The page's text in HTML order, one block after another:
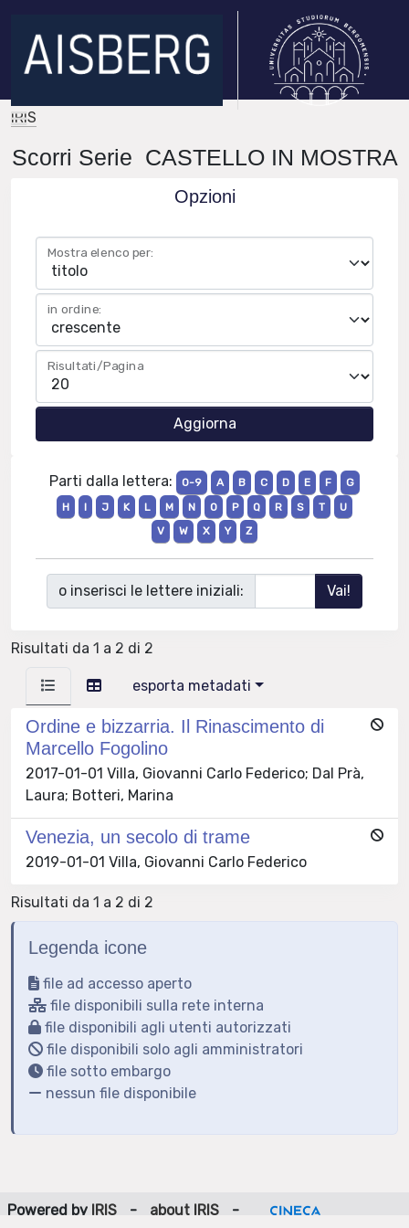
IRIS
Scorri Serie CASTELLO IN MOSTRA
Opzioni
Mostra elenco per:
in ordine:
Risultati/Pagina
Parti dalla lettera: 0-9 A B C D E F
G
H
I J K L M N O P Q R S T
U
V
W X Y Z
o inserisci le lettere iniziali:
Risultati da 1 a 2 di 2
esporta metadati
Ordine e bizzarria. Il Rinascimento di
Marcello Fogolino
2017-01-01 Villa, Giovanni Carlo Federico; Dal Prà,
Laura; Botteri, Marina
Venezia, un secolo di trame
2019-01-01 Villa, Giovanni Carlo Federico
Risultati da 1 a 2 di 2
Legenda icone
file ad accesso aperto
file disponibili sulla rete interna
file disponibili agli utenti autorizzati
file disponibili solo agli amministratori
file sotto embargo
nessun file disponibile
Powered by IRIS - about IRIS
-